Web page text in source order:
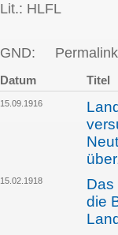
Lit.: HLFL
GND:
Datum Titel
15.09.1916
15.02.1918
Das
die